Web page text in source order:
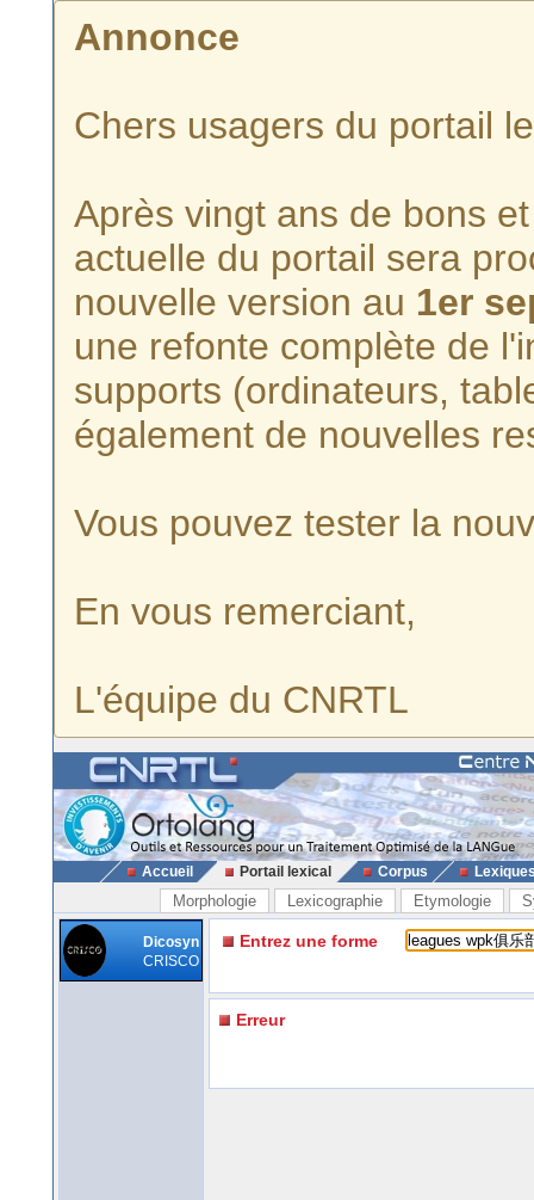
Annonce
Chers usagers du portail
Après vingt ans de bons
actuelle du portail sera
nouvelle version au 1er
une refonte complète de
supports (ordinateurs,
également de nouvelles
Vous pouvez tester la
En vous remerciant,
L'équipe du CNRTL
Accueil Portail lexical Corpus
Morphologie Lexicographie Etymologie
Dicosyn
CRISCO
Entrez une forme
Erreur